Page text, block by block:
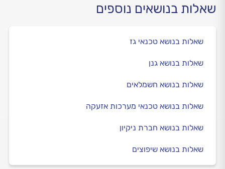
שאלות בנושאים נוספים
שאלות בנושא טכנאי גז
שאלות בנושא גנן
שאלות בנושא חשמלאים
שאלות בנושא טכנאי מערכות אזעקה
שאלות בנושא חברת ניקיון
שאלות בנושא שיפוצים